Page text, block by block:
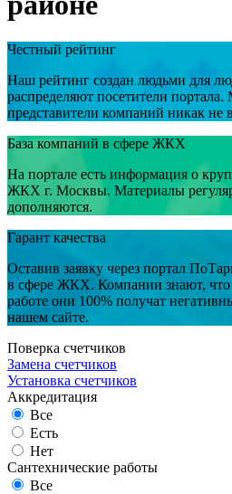
Честный рейтинг
Наш рейтинг создан людьми для
распределяют посетители
представители компаний никак не
База компаний в сфере ЖКХ
На портале есть информация о
ЖКХ г. Москвы. Материалы
дополняются.
Гарант качества
Оставив заявку через портал
в сфере ЖКХ. Компании знают, что
работе они 100% получат
нашем сайте.
Поверка счетчиков
Замена счетчиков
Установка счетчиков
Аккредитация
Все
Есть
Нет
Сантехнические работы
Все